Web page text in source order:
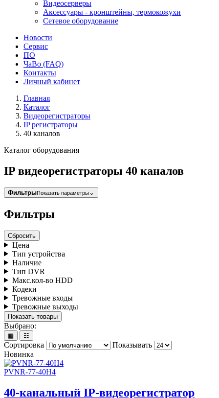
Видеосерверы
Аксессуары - кронштейны, термокожухи
Сетевое оборудование
Новости
Сервис
ПО
ЧаВо (FAQ)
Контакты
Личный кабинет
Главная
Каталог
Видеорегистраторы
IP регистраторы
40 каналов
Каталог оборудования
IP видеорегистраторы 40 каналов
ФильтрыПоказать параметры⌄
Фильтры
Сбросить
Цена
Тип устройства
Наличие
Тип DVR
Макс.кол-во HDD
Кодеки
Тревожные входы
Тревожные выходы
Показать товары
Выбрано:
▦ ☷
Сортировка
Показывать
Новинка
PVNR-77-40H4
40-канальный IP-видеорегистратор